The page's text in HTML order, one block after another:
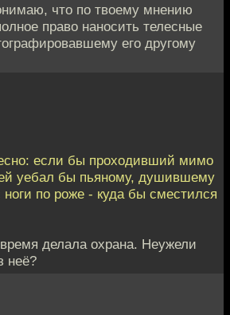
что по твоему мнению
право наносить телесные
его другому
если бы проходивший мимо
уебал бы пьяному, душившему
по роже - куда бы сместился
делала охрана. Неужели
неё?